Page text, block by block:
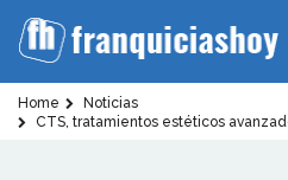
Home
Noticias
CTS, tratamientos estéticos